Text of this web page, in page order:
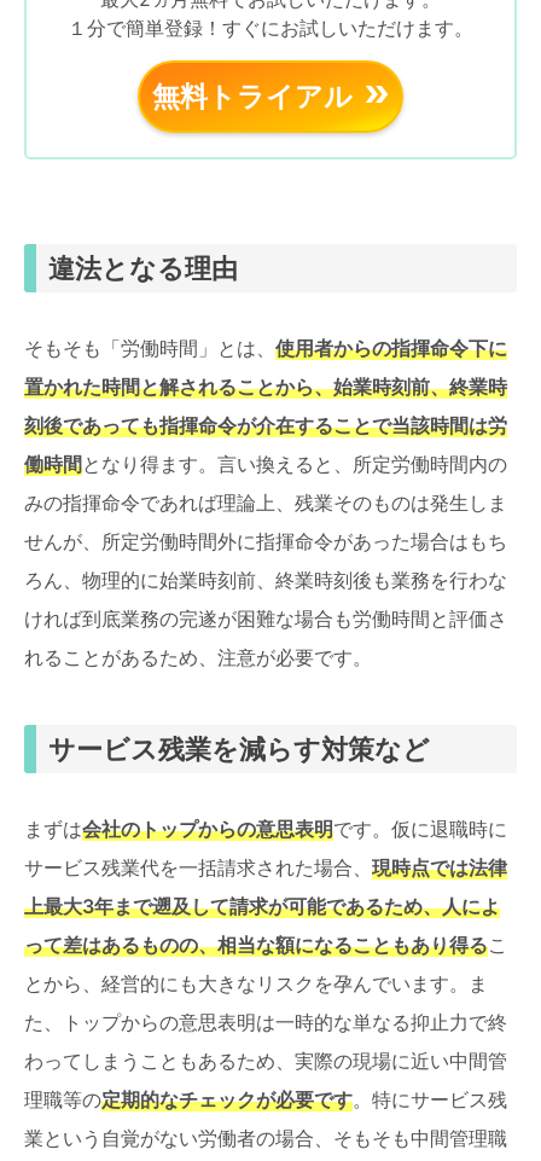
１分で簡単登録！すぐにお試しいただけます。
無料トライアル
違法となる理由
そもそも「労働時間」とは、 使用者からの指揮命令下に
置かれた時間と解されることから、始業時刻前、終業時
刻後であっても指揮命令が介在することで当該時間は労
働時間となり得ます。言い換えると、所定労働時間内の
みの指揮命令であれば理論上、残業そのものは発生しま
せんが、所定労働時間外に指揮命令があった場合はもち
ろん、物理的に始業時刻前、終業時刻後も業務を行わな
ければ到底業務の完遂が困難な場合も労働時間と評価さ
れることがあるため、注意が必要です。
サービス残業を減らす対策など
まずは会社のトップからの意思表明です。仮に退職時に
サービス残業代を一括請求された場合、 現時点では法律
上最大3年まで遡及して請求が可能であるため、人によ
って差はあるものの、相当な額になることもあり得るこ
とから、経営的にも大きなリスクを孕んでいます。ま
た、トップからの意思表明は一時的な単なる抑止力で終
わってしまうこともあるため、実際の現場に近い中間管
理職等の定期的なチェックが必要です。特にサービス残
業という自覚がない労働者の場合、そもそも中間管理職